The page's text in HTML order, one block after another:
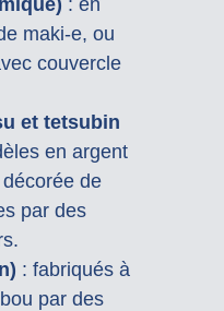
maki-e, ou
couvercle
et tetsubin
en argent
de
par des
: fabriqués à
par des